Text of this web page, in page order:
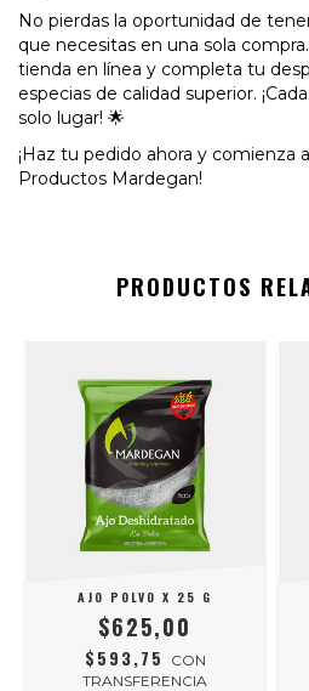
No pierdas la oportunidad de
que necesitas en una sola
tienda en línea y completa tu
especias de calidad superior.
solo lugar! 🌟
¡Haz tu pedido ahora y comienza
Productos Mardegan!
PRODUCTOS
AJO POLVO X 25 G
$625,00
$593,75
CON
TRANSFERENCIA